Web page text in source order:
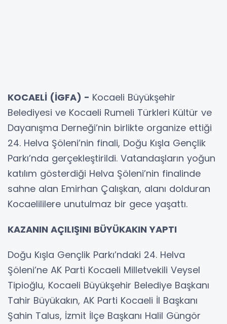
KOCAELİ (İGFA) - Kocaeli Büyükşehir
Belediyesi ve Kocaeli Rumeli Türkleri Kültür ve
Dayanışma Derneği’nin birlikte organize ettiği
24. Helva Şöleni’nin finali, Doğu Kışla Gençlik
Parkı’nda gerçekleştirildi. Vatandaşların yoğun
katılım gösterdiği Helva Şöleni’nin finalinde
sahne alan Emirhan Çalışkan, alanı dolduran
Kocaelililere unutulmaz bir gece yaşattı.
KAZANIN AÇILIŞINI BÜYÜKAKIN YAPTI
Doğu Kışla Gençlik Parkı’ndaki 24. Helva
Şöleni’ne AK Parti Kocaeli Milletvekili Veysel
Tipioğlu, Kocaeli Büyükşehir Belediye Başkanı
Tahir Büyükakın, AK Parti Kocaeli İl Başkanı
Şahin Talus, İzmit İlçe Başkanı Halil Güngör